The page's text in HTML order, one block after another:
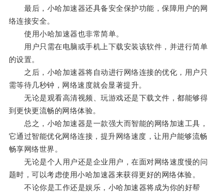
最后，小哈加速器还具备安全保护功能，保障用户的网
络连接安全。
使用小哈加速器也非常简单。
用户只需在电脑或手机上下载安装该软件，并进行简单
的设置。
之后，小哈加速器将自动进行网络连接的优化，用户只
需等待几秒钟，网络速度就会显著提升。
无论是观看高清视频、玩游戏还是下载文件，都能够得
到更快更流畅的网络体验。
总之，小哈加速器是一款强大而智能的网络加速工具，
它通过智能优化网络连接，提升网络速度，让用户能够流畅
畅享网络世界。
无论是个人用户还是企业用户，在面对网络速度慢的问
题时，可以考虑使用小哈加速器来获得更好的网络体验。
不论你是工作还是娱乐，小哈加速器将成为你的好帮